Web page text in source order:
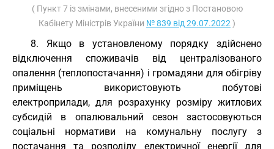
( Пункт 7 із змінами, внесеними згідно з Постановою
Кабінету Міністрів України № 839 від 29.07.2022 )
8. Якщо в установленому порядку здійснено
відключення споживачів від централізованого
опалення (теплопостачання) і громадяни для обігріву
приміщень використовують побутові
електроприлади, для розрахунку розміру житлових
субсидій в опалювальний сезон застосовуються
соціальні нормативи на комунальну послугу з
постачання та розподілу електричної енергії для